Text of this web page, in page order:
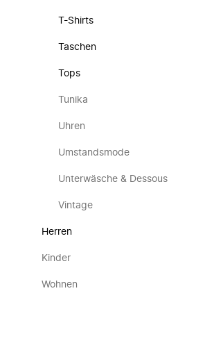
T-Shirts
Taschen
Tops
Tunika
Uhren
Umstandsmode
Unterwäsche & Dessous
Vintage
Herren
Kinder
Wohnen